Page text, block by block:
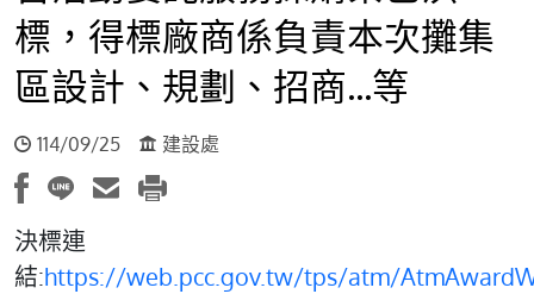
標，得標廠商係負責本次攤集
區設計、規劃、招商...等
114/09/25 建設處
決標連
結:https://web.pcc.gov.tw/tps/atm/